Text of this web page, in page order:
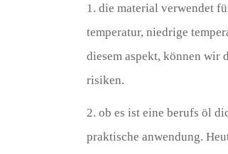
1. die material verwendet
temperatur, niedrige
diesem aspekt, können wir
risiken.
2. ob es ist eine berufs öl
praktische anwendung.